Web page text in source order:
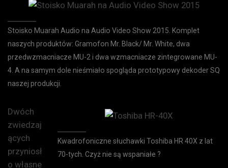
Stoisko Muarah Audio na Audio Video Show 2015. Komplet
naszych produktów: Gramofon Mr. Black/ Mr. White, dwa
przedwzmacniacze MU-2 i dwa wzmacniacze zintegrowane MU-
4. A na samym dole nieśmiało spogląda prototypowy dekoder SQ
naszej produkcji.
Kwadrofoniczne słuchawki Toshiba HR 40X z lat
70-tych. Czyż nie są wspaniałe ?
Dwóch
zwiedzaj
ących
przyniosł
o własne